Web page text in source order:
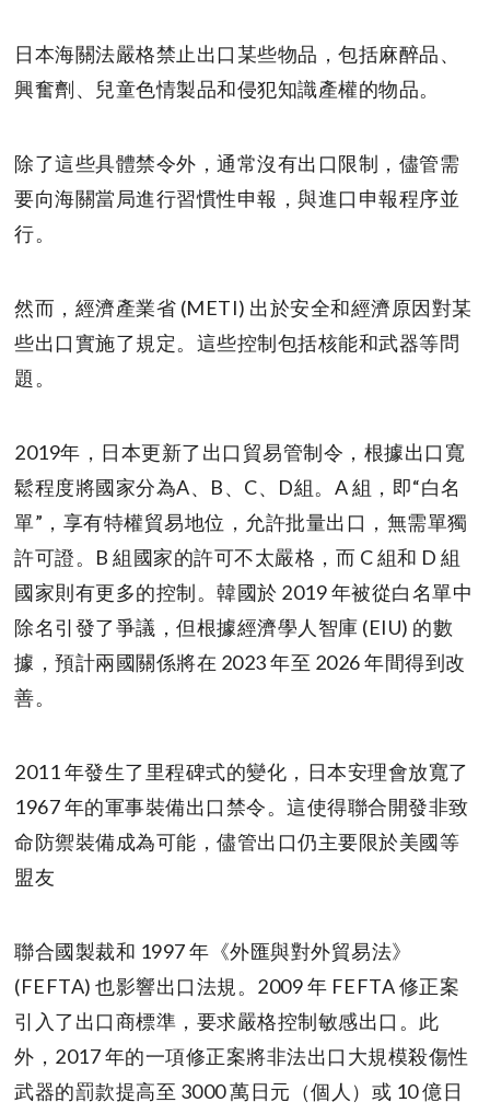
日本海關法嚴格禁止出口某些物品，包括麻醉品、
興奮劑、兒童色情製品和侵犯知識產權的物品。
除了這些具體禁令外，通常沒有出口限制，儘管需
要向海關當局進行習慣性申報，與進口申報程序並
行。
然而，經濟產業省 (METI) 出於安全和經濟原因對某
些出口實施了規定。這些控制包括核能和武器等問
題。
2019年，日本更新了出口貿易管制令，根據出口寬
鬆程度將國家分為A、B、C、D組。A 組，即“白名
單”，享有特權貿易地位，允許批量出口，無需單獨
許可證。B 組國家的許可不太嚴格，而 C 組和 D 組
國家則有更多的控制。韓國於 2019 年被從白名單中
除名引發了爭議，但根據經濟學人智庫 (EIU) 的數
據，預計兩國關係將在 2023 年至 2026 年間得到改
善。
2011 年發生了里程碑式的變化，日本安理會放寬了
1967 年的軍事裝備出口禁令。這使得聯合開發非致
命防禦裝備成為可能，儘管出口仍主要限於美國等
盟友
聯合國製裁和 1997 年《外匯與對外貿易法》
(FEFTA) 也影響出口法規。2009 年 FEFTA 修正案
引入了出口商標準，要求嚴格控制敏感出口。此
外，2017 年的一項修正案將非法出口大規模殺傷性
武器的罰款提高至 3000 萬日元（個人）或 10 億日